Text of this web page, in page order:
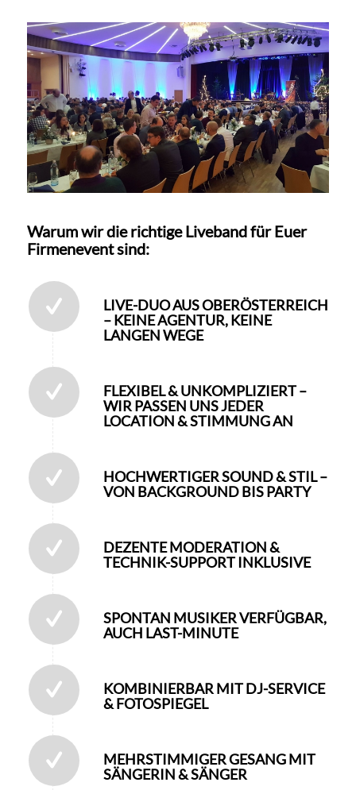
Warum wir die richtige Liveband für Euer
Firmenevent sind:
LIVE-DUO AUS OBERÖSTERREICH
– KEINE AGENTUR, KEINE
LANGEN WEGE
FLEXIBEL & UNKOMPLIZIERT –
WIR PASSEN UNS JEDER
LOCATION & STIMMUNG AN
HOCHWERTIGER SOUND & STIL –
VON BACKGROUND BIS PARTY
DEZENTE MODERATION &
TECHNIK-SUPPORT INKLUSIVE
SPONTAN MUSIKER VERFÜGBAR,
AUCH LAST-MINUTE
KOMBINIERBAR MIT DJ-SERVICE
& FOTOSPIEGEL
MEHRSTIMMIGER GESANG MIT
SÄNGERIN & SÄNGER